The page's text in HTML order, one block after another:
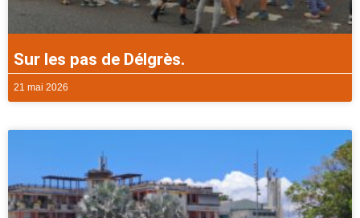
Sur les pas de Délgrès.
21 mai 2026